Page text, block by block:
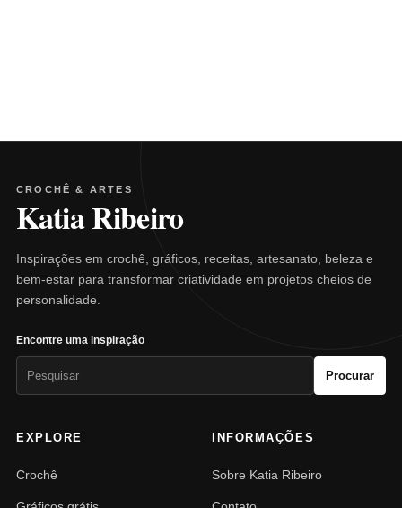
CROCHÊ & ARTES
Katia Ribeiro
Inspirações em crochê, gráficos, receitas, artesanato, beleza e
bem-estar para transformar criatividade em projetos cheios de
personalidade.
Encontre uma inspiração
Procurar
EXPLORE
Crochê
INFORMAÇÕES
Sobre Katia Ribeiro